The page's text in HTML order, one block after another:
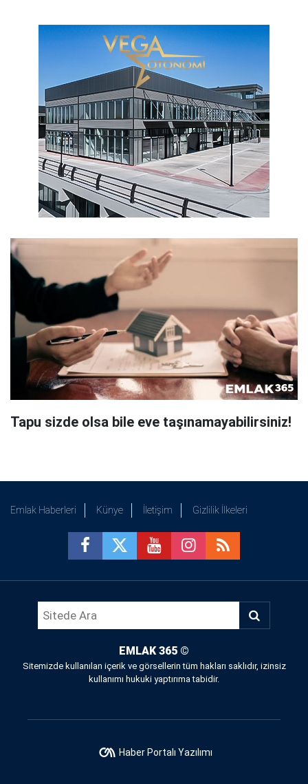
Tapu sizde olsa bile eve taşınamayabilirsiniz!
Emlak Haberleri Künye İletişim Gizlilik İlkeleri
EMLAK 365 ©
Sitemizde kullanılan içerik ve görsellerin tüm hakları saklıdır, izinsiz
kullanımı hukuki yaptırıma tabidir.
Haber Portalı Yazılımı